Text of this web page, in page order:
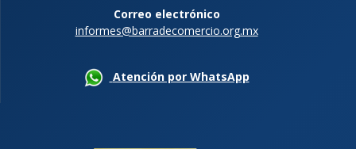
Correo electrónico
informes@barradecomercio.org.mx
Atención por WhatsApp